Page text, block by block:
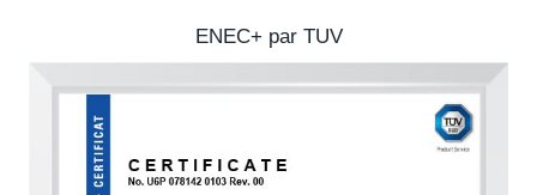
ENEC+ par TUV